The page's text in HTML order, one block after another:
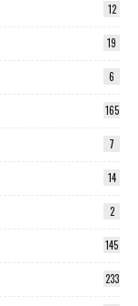
12
19
6
165
7
14
2
145
233